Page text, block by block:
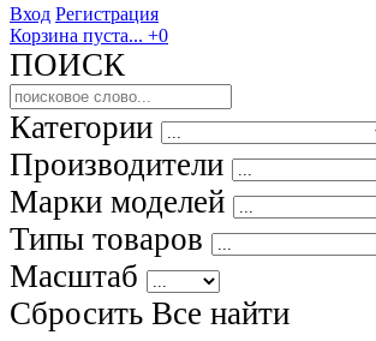
Вход Регистрация
Корзина пуста... +0
ПОИСК
Категории
Производители
Марки моделей
Типы товаров
Масштаб
Сбросить Все найти